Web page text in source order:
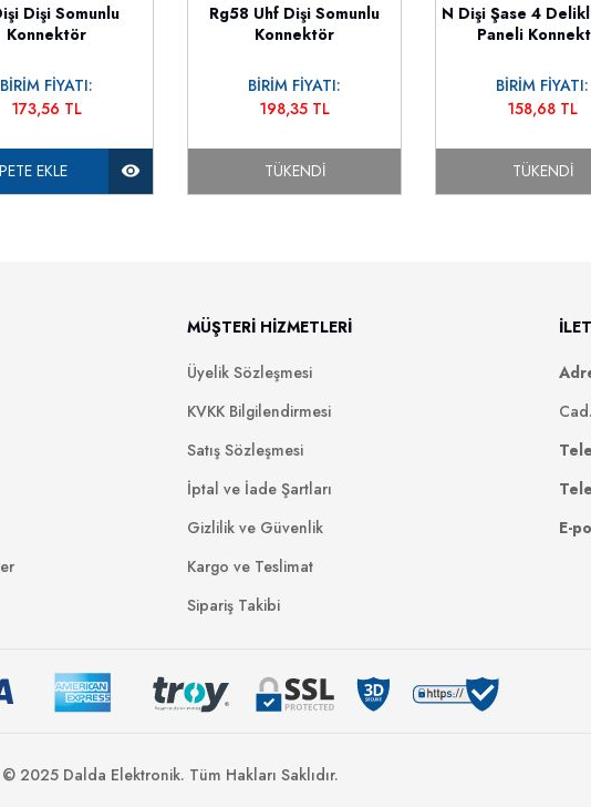
Dişi Somunlu
Konnektör
BİRİM FİYATI:
173,56 TL
EKLE
Rg58 Uhf Dişi Somunlu
Konnektör
BİRİM FİYATI:
198,35 TL
TÜKENDI
N Dişi Şase 4
Paneli
BİRİM FİYATI:
158,68 TL
TÜKENDI
MÜŞTERİ HİZMETLERİ
Üyelik Sözleşmesi
KVKK Bilgilendirmesi
Satış Sözleşmesi
İptal ve İade Şartları
Gizlilik ve Güvenlik
Kargo ve Teslimat
Sipariş Takibi
E-
© 2025 Dalda Elektronik. Tüm Hakları Saklıdır.